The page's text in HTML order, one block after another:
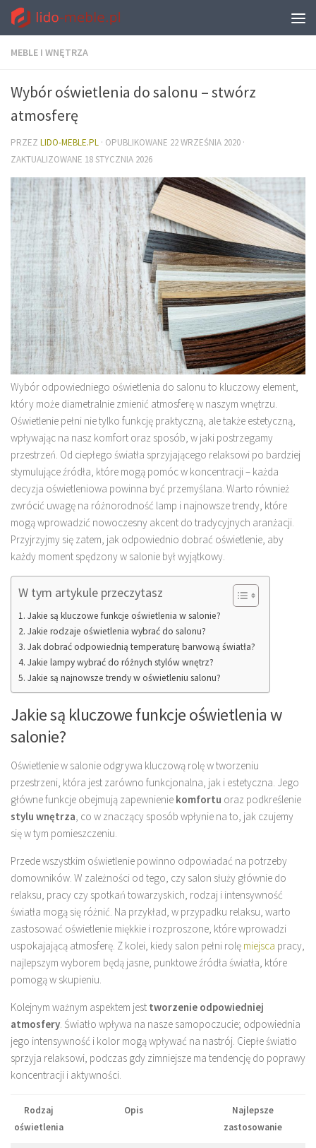
MEBLE I WNĘTRZA
Wybór oświetlenia do salonu – stwórz
atmosferę
PRZEZ LIDO-MEBLE.PL · OPUBLIKOWANE 22 WRZEŚNIA 2020 ·
ZAKTUALIZOWANE 18 STYCZNIA 2026
Wybór odpowiedniego oświetlenia do salonu to kluczowy element,
który może diametralnie zmienić atmosferę w naszym wnętrzu.
Oświetlenie pełni nie tylko funkcję praktyczną, ale także estetyczną,
wpływając na nasz komfort oraz sposób, w jaki postrzegamy
przestrzeń. Od ciepłego światła sprzyjającego relaksowi po bardziej
stymulujące źródła, które mogą pomóc w koncentracji – każda
decyzja oświetleniowa powinna być przemyślana. Warto również
zwrócić uwagę na różnorodność lamp i najnowsze trendy, które
mogą wprowadzić nowoczesny akcent do tradycyjnych aranżacji.
Przyjrzyjmy się zatem, jak odpowiednio dobrać oświetlenie, aby
każdy moment spędzony w salonie był wyjątkowy.
W tym artykule przeczytasz
Jakie są kluczowe funkcje oświetlenia w salonie?
Jakie rodzaje oświetlenia wybrać do salonu?
Jak dobrać odpowiednią temperaturę barwową światła?
Jakie lampy wybrać do różnych stylów wnętrz?
Jakie są najnowsze trendy w oświetleniu salonu?
Jakie są kluczowe funkcje oświetlenia w
salonie?
Oświetlenie w salonie odgrywa kluczową rolę w tworzeniu
przestrzeni, która jest zarówno funkcjonalna, jak i estetyczna. Jego
główne funkcje obejmują zapewnienie komfortu oraz podkreślenie
stylu wnętrza , co w znaczący sposób wpłynie na to, jak czujemy
się w tym pomieszczeniu.
Przede wszystkim oświetlenie powinno odpowiadać na potrzeby
domowników. W zależności od tego, czy salon służy głównie do
relaksu, pracy czy spotkań towarzyskich, rodzaj i intensywność
światła mogą się różnić. Na przykład, w przypadku relaksu, warto
zastosować oświetlenie miękkie i rozproszone, które wprowadzi
uspokajającą atmosferę. Z kolei, kiedy salon pełni rolę miejsca pracy,
najlepszym wyborem będą jasne, punktowe źródła światła, które
pomogą w skupieniu.
Kolejnym ważnym aspektem jest tworzenie odpowiedniej
atmosfery . Światło wpływa na nasze samopoczucie; odpowiednia
jego intensywność i kolor mogą wpływać na nastrój. Ciepłe światło
sprzyja relaksowi, podczas gdy zimniejsze ma tendencję do poprawy
koncentracji i aktywności.
Rodzaj
oświetlenia
Opis
Najlepsze
zastosowanie